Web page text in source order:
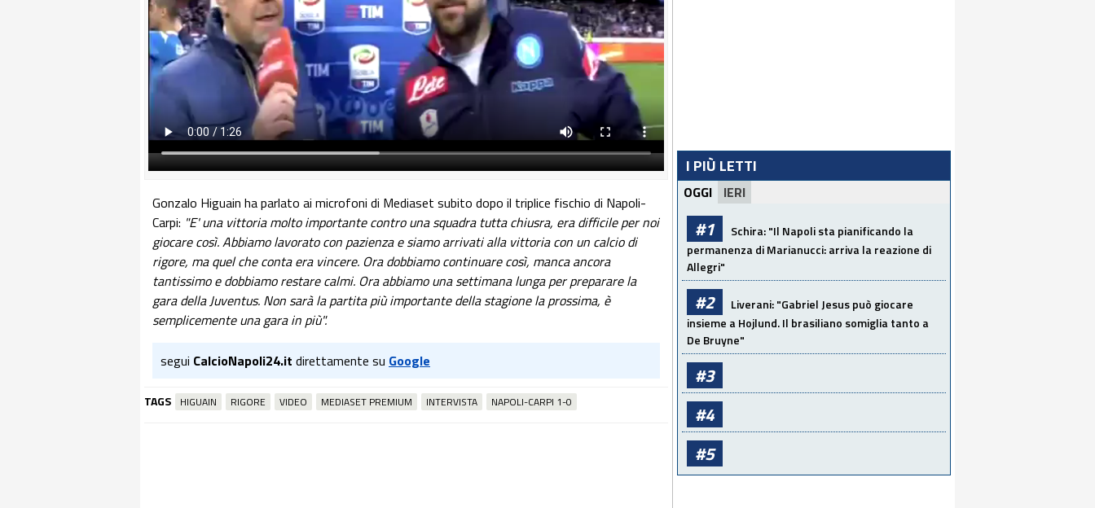
Gonzalo Higuain ha parlato ai microfoni di Mediaset subito dopo il triplice fischio di Napoli-
Carpi: "E' una vittoria molto importante contro una squadra tutta chiusra, era difficile per noi
giocare così. Abbiamo lavorato con pazienza e siamo arrivati alla vittoria con un calcio di
rigore, ma quel che conta era vincere. Ora dobbiamo continuare così, manca ancora
tantissimo e dobbiamo restare calmi. Ora abbiamo una settimana lunga per preparare la
gara della Juventus. Non sarà la partita più importante della stagione la prossima, è
semplicemente una gara in più".
segui CalcioNapoli24.it direttamente su Google
TAGS HIGUAIN RIGORE VIDEO MEDIASET PREMIUM INTERVISTA NAPOLI-CARPI 1-0
I PIÙ LETTI
OGGI IERI
#1
Schira: "Il Napoli sta pianificando la
permanenza di Marianucci: arriva la reazione di
Allegri"
#2
Liverani: "Gabriel Jesus può giocare
insieme a Hojlund. Il brasiliano somiglia tanto a
De Bruyne"
#3
#4
#5